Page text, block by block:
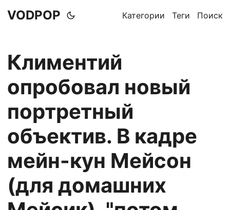
VODPOP Категории Теги Поиск
Климентий
опробовал новый
портретный
объектив. В кадре
мейн-кун Мейсон
(для домашних